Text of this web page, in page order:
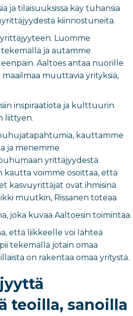
ja tilaisuuksissa käy tuhansia
kiinnostuneita.
Luomme
ja autamme
Aaltoes antaa nuorille
muuttavia yrityksiä,
inspiraatiota ja kulttuurin
liittyen.
kauttamme
ja menemme
yrittäjyydestä.
kautta voimme osoittaa, että
kasvuyrittäjät ovat ihmisinä
muutkin, Rissanen toteaa.
joka kuvaa Aaltoesin toimintaa.
että liikkeelle voi lähteä
tekemällä jotain omaa
on rakentaa omaa yritystä.
teoilla, sanoilla